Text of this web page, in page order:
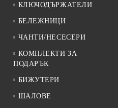
КЛЮЧОДЪРЖАТЕЛИ
БЕЛЕЖНИЦИ
ЧАНТИ/НЕСЕСЕРИ
КОМПЛЕКТИ ЗА
ПОДАРЪК
БИЖУТЕРИ
ШАЛОВЕ